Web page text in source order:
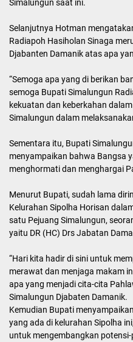
Simalungun saat ini.
Selanjutnya Hotman
Radiapoh Hasiholan Sinaga
Djabanten Damanik atas apa
“Semoga apa yang di berikan
semoga Bupati Simalungun
kekuatan dan keberkahan
Simalungun dalam
Sementara itu, Bupati
menyampaikan bahwa Bangsa
menghormati dan menghargai
Menurut Bupati, sudah lama
Kelurahan Sipolha Horisan
satu Pejuang Simalungun,
yaitu DR (HC) Drs Jabatan
“Hari kita hadir di sini untuk
merawat dan menjaga makam
apa yang menjadi cita-cita
Simalungun Djabaten Damanik.
Kemudian Bupati
yang ada di kelurahan Sipolha
untuk mengembangkan